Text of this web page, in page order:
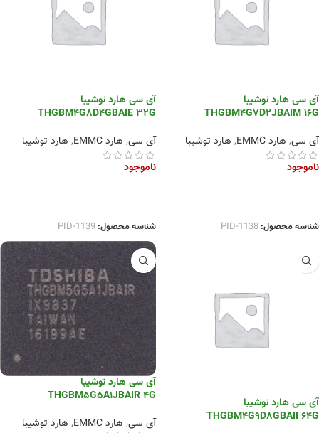
آی سی هارد توشیبا
THGBM4G7D2JBAIM 16G
آی سی, هارد EMMC , هارد توشیبا
ناموجود
شناسه محصول: PID-1138
آی سی هارد توشیبا
THGBM4G8D4GBAIE 32G
آی سی, هارد EMMC , هارد توشیبا
ناموجود
شناسه محصول: PID-1139
آی سی هارد توشیبا
THGBM4G9D8GBAII 64G
آی سی هارد توشیبا
THGBM5G5A1JBAIR 4G
آی سی, هارد EMMC , هارد توشیبا